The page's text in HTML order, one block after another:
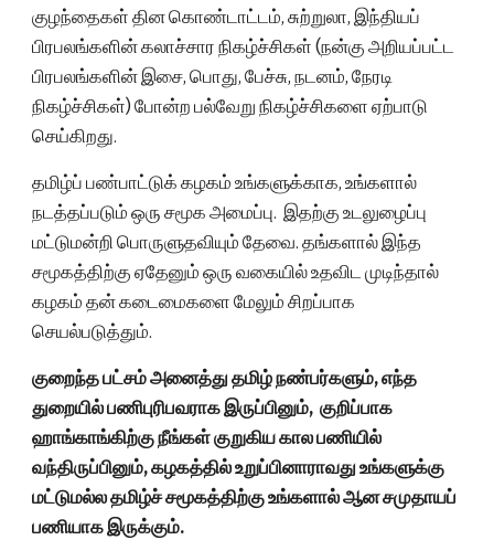
குழந்தைகள் தின கொண்டாட்டம், சுற்றுலா, இந்தியப்
பிரபலங்களின் கலாச்சார நிகழ்ச்சிகள் (நன்கு அறியப்பட்ட
பிரபலங்களின் இசை, பொது, பேச்சு, நடனம், நேரடி
நிகழ்ச்சிகள்) போன்ற பல்வேறு நிகழ்ச்சிகளை ஏற்பாடு
செய்கிறது.
தமிழ்ப் பண்பாட்டுக் கழகம் உங்களுக்காக, உங்களால்
நடத்தப்படும் ஒரு சமூக அமைப்பு. இதற்கு உடலுழைப்பு
மட்டுமன்றி பொருளுதவியும் தேவை. தங்களால் இந்த
சமூகத்திற்கு ஏதேனும் ஒரு வகையில் உதவிட முடிந்தால்
கழகம் தன் கடைமைகளை மேலும் சிறப்பாக
செயல்படுத்தும்.
குறைந்த பட்சம் அனைத்து தமிழ் நண்பர்களும், எந்த
துறையில் பணிபுரிபவராக இருப்பினும், குறிப்பாக
ஹாங்காங்கிற்கு நீங்கள் குறுகிய கால பணியில்
வந்திருப்பினும், கழகத்தில் உறுப்பினாராவது உங்களுக்கு
மட்டுமல்ல தமிழ்ச் சமூகத்திற்கு உங்களால் ஆன சமுதாயப்
பணியாக இருக்கும்.